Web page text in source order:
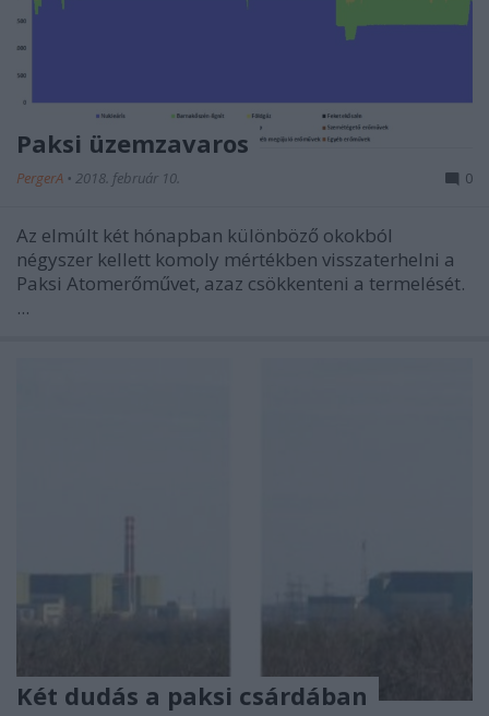
Paksi üzemzavaros
PergerA • 2018. február 10. 0
Az elmúlt két hónapban különböző okokból
négyszer kellett komoly mértékben visszaterhelni a
Paksi Atomerőművet, azaz csökkenteni a termelését.
...
Két dudás a paksi csárdában